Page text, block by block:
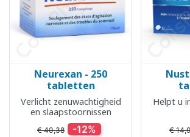
Neurexan - 250
tabletten
Verlicht zenuwachtigheid
en slaapstoornissen
€ 40,38 -12%
Helpt u
€